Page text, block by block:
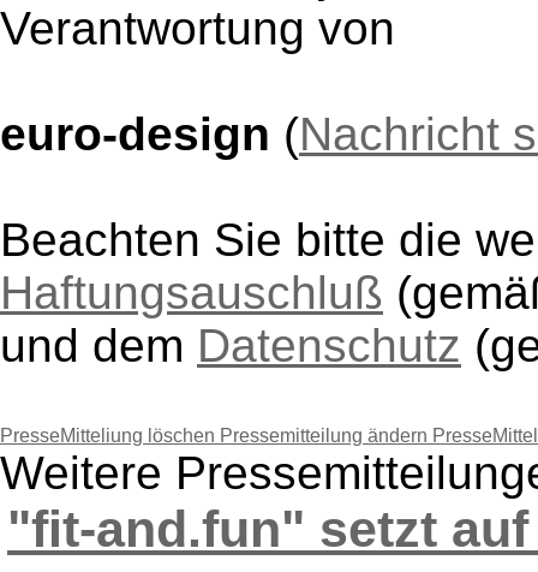
Verantwortung von
euro-design (Nachricht
Beachten Sie bitte die
Haftungsauschluß
und dem Datenschutz
PresseMitteliung löschen Pressemitteilung ändern
Weitere
"fit-and.fun" setzt